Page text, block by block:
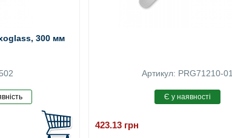
300 мм
Артикул: PRG71210-01
423.13 грн